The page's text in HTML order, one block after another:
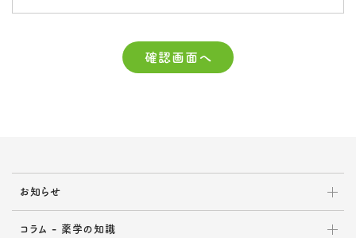
確認画面へ
お知らせ
コラム - 薬学の知識